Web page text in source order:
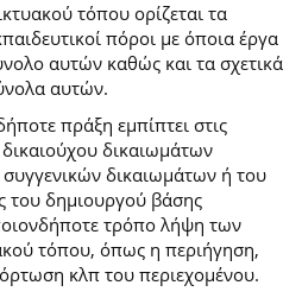
τόπου ορίζεται τα
πόροι με όποια έργα
αυτών καθώς και τα σχετικά
αυτών.
πράξη εμπίπτει στις
δικαιούχου δικαιωμάτων
συγγενικών δικαιωμάτων ή του
του δημιουργού βάσης
τρόπο λήψη των
τόπου, όπως η περιήγηση,
κλπ του περιεχομένου.